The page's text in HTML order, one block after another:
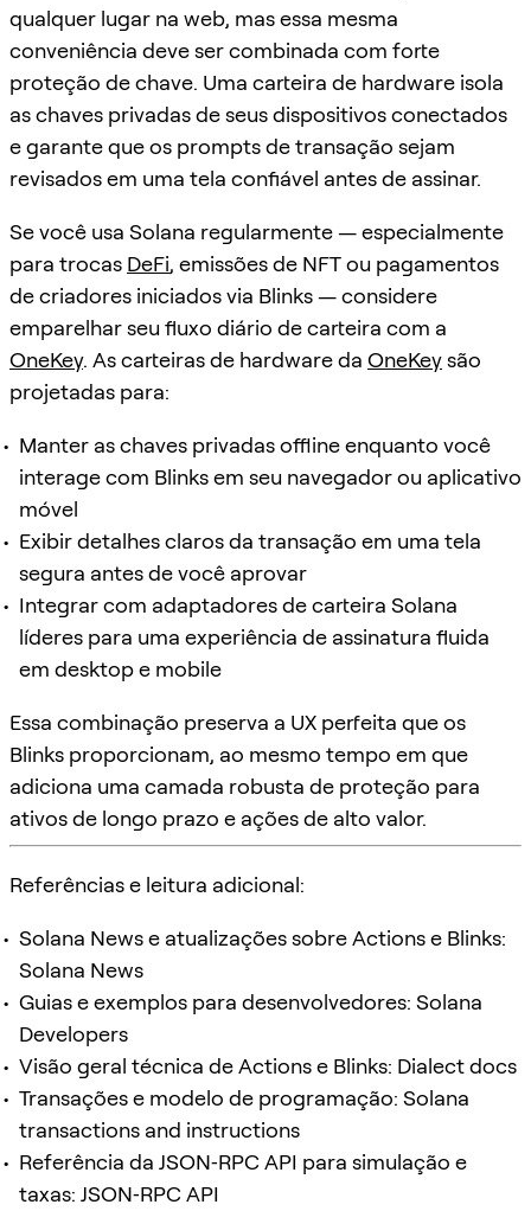
qualquer lugar na web, mas essa mesma
conveniência deve ser combinada com forte
proteção de chave. Uma carteira de hardware isola
as chaves privadas de seus dispositivos conectados
e garante que os prompts de transação sejam
revisados em uma tela confiável antes de assinar.
Se você usa Solana regularmente — especialmente
para trocas DeFi, emissões de NFT ou pagamentos
de criadores iniciados via Blinks — considere
emparelhar seu fluxo diário de carteira com a
OneKey. As carteiras de hardware da OneKeysão
projetadas para:
Manter as chaves privadas offline enquanto você
interage com Blinks em seu navegador ou aplicativo
móvel
Exibir detalhes claros da transação em uma tela
segura antes de você aprovar
Integrar com adaptadores de carteira Solana
líderes para uma experiência de assinatura fluida
em desktop e mobile
Essa combinação preserva a UX perfeita que os
Blinks proporcionam, ao mesmo tempo em que
adiciona uma camada robusta de proteção para
ativos de longo prazo e ações de alto valor.
Referências e leitura adicional:
Solana News e atualizações sobre Actions e Blinks:
Solana News
Guias e exemplos para desenvolvedores: Solana
Developers
Visão geral técnica de Actions e Blinks: Dialect docs
Transações e modelo de programação: Solana
transactions and instructions
Referência da JSON‑RPC API para simulação e
taxas: JSON‑RPC API